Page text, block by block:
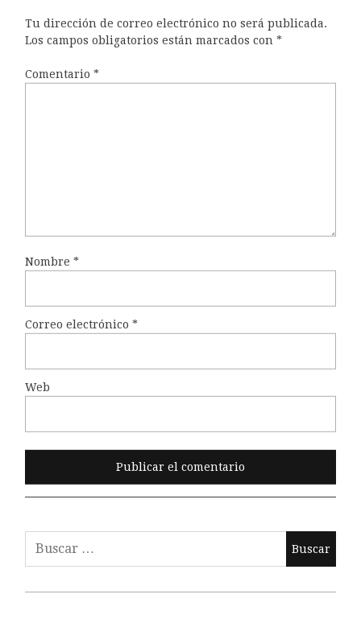
Tu dirección de correo electrónico no será publicada.
Los campos obligatorios están marcados con *
Comentario *
Nombre *
Correo electrónico *
Web